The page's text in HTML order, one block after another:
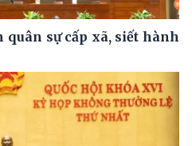
quân sự cấp xã, siết hành